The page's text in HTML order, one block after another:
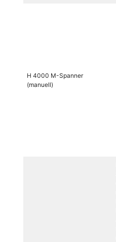
H 4000 M-Spanner
(manuell)